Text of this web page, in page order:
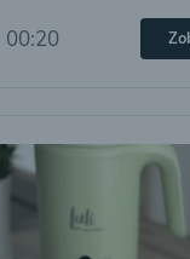
00:20